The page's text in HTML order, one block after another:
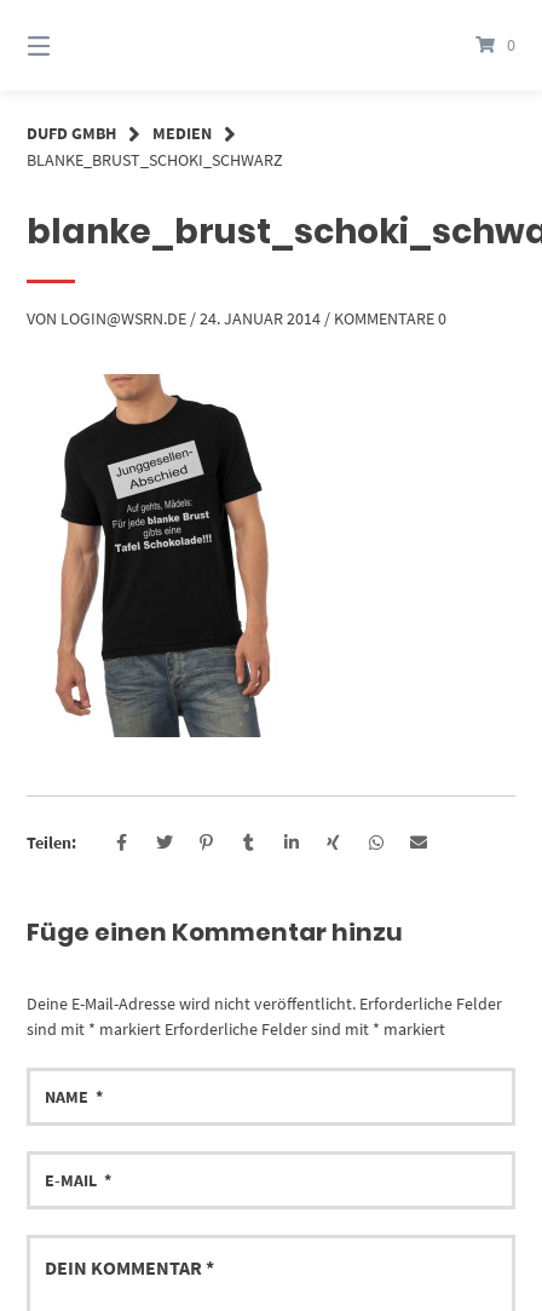
zum
Inhalt
0
DUFD GMBH
MEDIEN
BLANKE_BRUST_SCHOKI_SCHWARZ
VON LOGIN@WSRN.DE /24. JANUAR 2014 / KOMMENTARE 0
Teilen:
Füge einen Kommentar hinzu
Deine E-Mail-Adresse wird nicht veröffentlicht. Erforderliche Felder
sind mit * markiert Erforderliche Felder sind mit * markiert